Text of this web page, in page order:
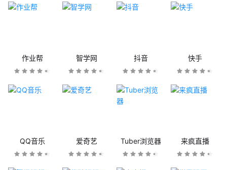
作业帮 智学网 抖音 快手
QQ音乐 爱奇艺 Tuber浏览器 来疯直播